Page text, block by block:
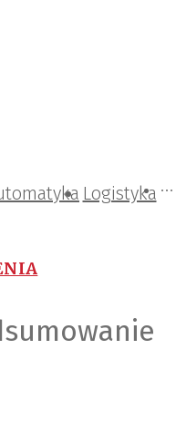
Logistyka